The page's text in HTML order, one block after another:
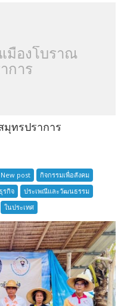
มืองโบราณ
การ
มุทรปราการ
าน
ง
าณ
รปราการ
New post
กิจกรรมเพื่อสังคม
ธุรกิจ
ประเพณีและวัฒนธรรม
ในประเทศ